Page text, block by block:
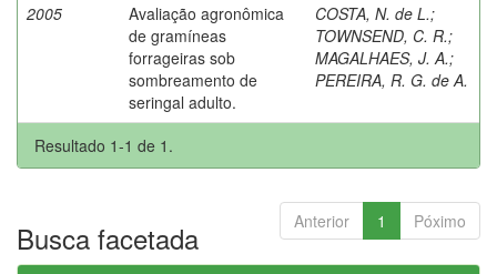
2005
Avaliação agronômica
de gramíneas
forrageiras sob
sombreamento de
seringal adulto.
COSTA, N. de L.;
TOWNSEND, C. R.;
MAGALHAES, J. A.;
PEREIRA, R. G. de A.
Resultado 1-1 de 1.
Anterior 1 Póximo
Busca facetada